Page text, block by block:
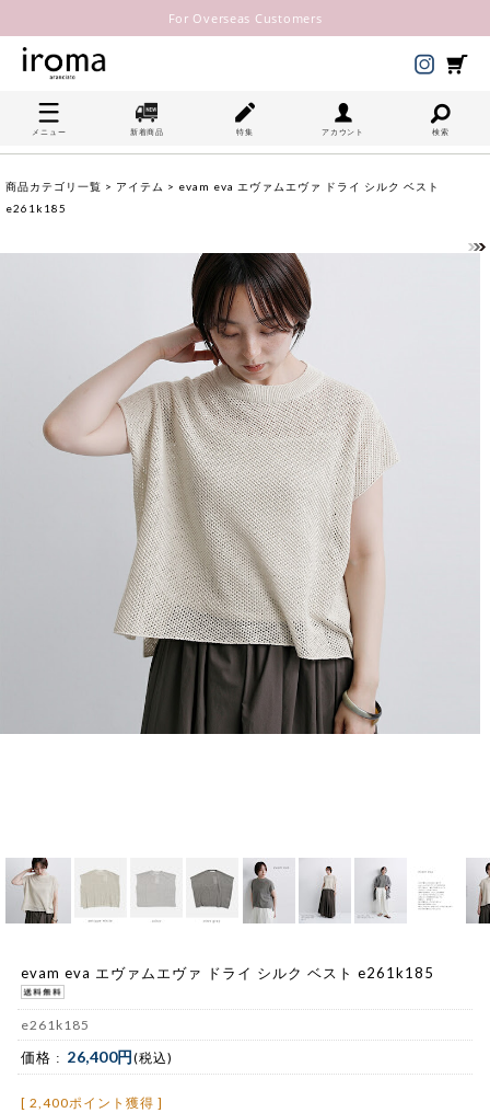
For Overseas Customers
メニュー 新着商品 特集 アカウント 検索
商品カテゴリ一覧 > アイテム > evam eva エヴァムエヴァ ドライ シルク ベスト
e261k185
evam eva エヴァムエヴァ ドライ シルク ベスト e261k185
e261k185
価格 : 26,400円(税込)
[ 2,400ポイント獲得 ]